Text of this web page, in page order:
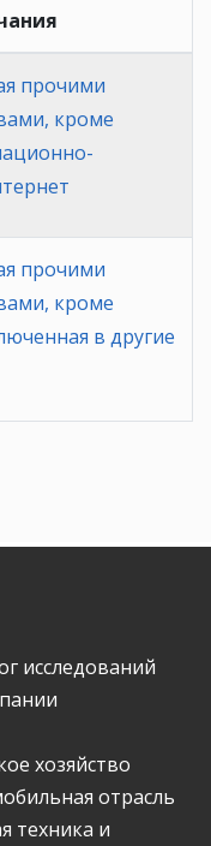
прочими
кроме
прочими
кроме
в другие
исследований
хозяйство
отрасль
техника и